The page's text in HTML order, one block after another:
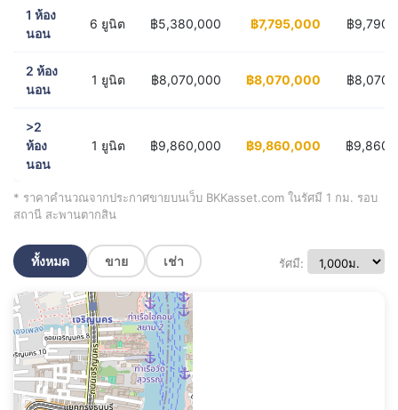
1 ห้อง
นอน
6 ยูนิต ฿5,380,000 ฿7,795,000 ฿
2 ห้อง
นอน
1 ยูนิต ฿8,070,000 ฿8,070,000 ฿
>2
ห้อง
นอน
1 ยูนิต ฿9,860,000 ฿9,860,000 ฿
* ราคาคำนวณจากประกาศขายบนเว็บ BKKasset.com ในรัศมี 1 กม. รอบ
สถานี สะพานตากสิน
ทั้งหมด ขาย เช่า รัศมี: